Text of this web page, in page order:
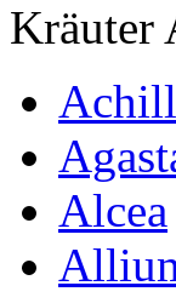
Kräuter
Alcea